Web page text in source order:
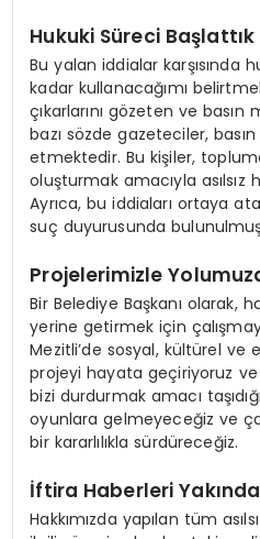
Hukuki Süreci Başlattık
Bu yalan iddialar karşısında
kadar kullanacağımı
çıkarlarını gözeten ve basın
bazı sözde gazeteciler,
etmektedir. Bu kişiler,
oluşturmak amacıyla asılsız
Ayrıca, bu iddiaları ortaya
suç duyurusunda
Projelerimizle
Bir Belediye Başkanı olarak,
yerine getirmek için
Mezitli’de sosyal, kültürel ve
projeyi hayata geçiriyoruz
bizi durdurmak amacı
oyunlara gelmeyeceğiz ve
bir kararlılıkla sürdüreceğiz.
İftira Haberleri
Hakkımızda yapılan tüm